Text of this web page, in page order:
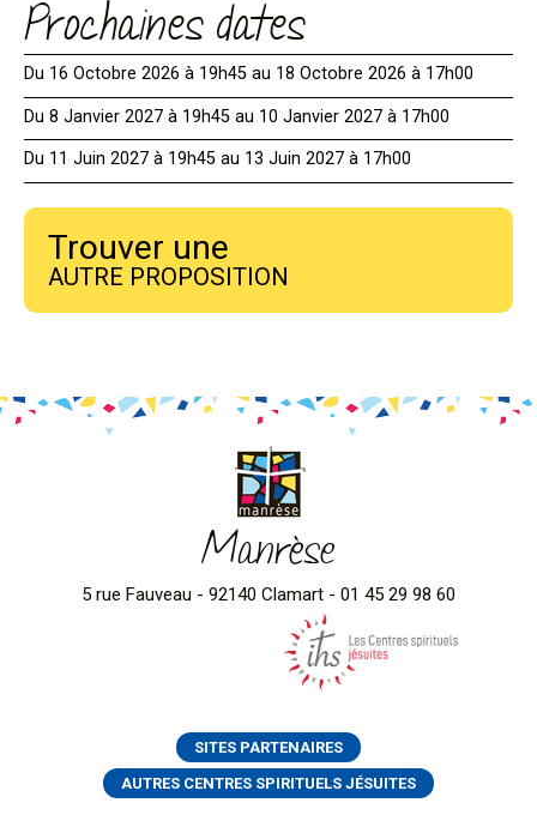
Prochaines dates
Du 16 Octobre 2026 à 19h45 au 18 Octobre 2026 à 17h00
Du 8 Janvier 2027 à 19h45 au 10 Janvier 2027 à 17h00
Du 11 Juin 2027 à 19h45 au 13 Juin 2027 à 17h00
Trouver une
AUTRE PROPOSITION
Manrèse
5 rue Fauveau - 92140 Clamart - 01 45 29 98 60
SITES PARTENAIRES
AUTRES CENTRES SPIRITUELS JÉSUITES